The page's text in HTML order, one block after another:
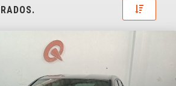
Toggle